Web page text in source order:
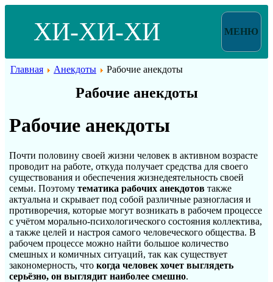
ХИ-ХИ-ХИ МЕНЮ
Главная Анекдоты Рабочие анекдоты
Рабочие анекдоты
Рабочие анекдоты
Почти половину своей жизни человек в активном возрасте
проводит на работе, откуда получает средства для своего
существования и обеспечения жизнедеятельность своей
семьи. Поэтому тематика рабочих анекдотов также
актуальна и скрывает под собой различные разногласия и
противоречия, которые могут возникать в рабочем процессе
с учётом морально-психологического состояния коллектива,
а также целей и настроя самого человеческого общества. В
рабочем процессе можно найти большое количество
смешных и комичных ситуаций, так как существует
закономерность, что когда человек хочет выглядеть
серьёзно, он выглядит наиболее смешно.